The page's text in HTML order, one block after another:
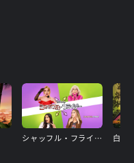
シャッフル・フライデー 白雪